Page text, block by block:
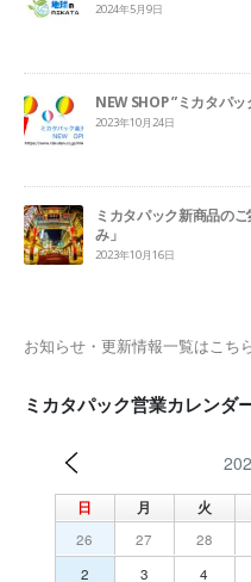
2024年5月9日
NEW SHOP ”ミカタパ
2023年10月24日
ミカタパック新商品の
み」
2023年10月16日
お知らせ・更新情報一覧はこち
ミカタパック営業カレンダ
日 月 火
26 27 28
2
3 4